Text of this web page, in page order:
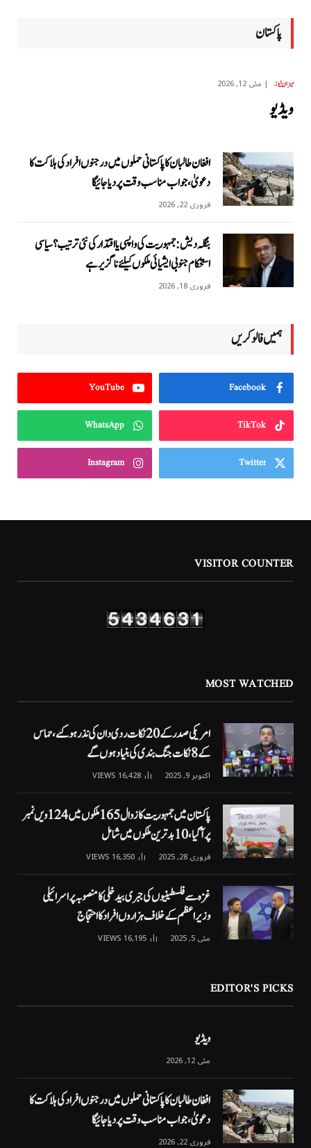
پاکستان
میزان نیوز مئی 12, 2026
ویڈیو
افغان طالبان کا پاکستانی حملوں میں درجنوں افراد کی ہلاکت کا
دعویٰ، جواب مناسب وقت پر دیا جائیگا
فروری 22, 2026
بنگلہ دیش: جمہوریت کی واپسی یا اقتدار کی نئی ترتیب؟ سیاسی
استحکام جنوبی ایشیائی ملکوں کیلئے ناگزیر ہے
فروری 18, 2026
ہمیں فالو کریں
Facebook
YouTube
TikTok
WhatsApp
Twitter
Instagram
VISITOR COUNTER
MOST WATCHED
امریکی صدر کے 20 نکات ردی دان کی نذر ہوگئے، حماس
کے 8 نکات جنگ بندی کی بنیاد ہوں گے
اکتوبر 9, 2025 16,428
VIEWS
پاکستان میں جمہوریت کا زوال 165 ملکوں میں 124ویں نمبر
پر آگیا، 10 بدترین ملکوں میں شامل
فروری 28, 2025 16,350
VIEWS
غزہ سے فلسطینیوں کی جبری بیدخلی کا منصوبہ پر اسرائیلی
وزیراعظم کے خلاف ہزاروں افراد کا احتجاج
مئی 5, 2025 16,195
VIEWS
EDITOR'S PICKS
ویڈیو
مئی 12, 2026
افغان طالبان کا پاکستانی حملوں میں درجنوں افراد کی ہلاکت کا
دعویٰ، جواب مناسب وقت پر دیا جائیگا
فروری 22, 2026